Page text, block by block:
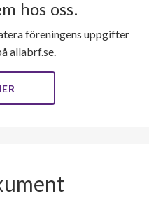
hos oss.
föreningens uppgifter
allabrf.se.